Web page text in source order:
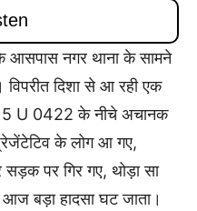
आसपास नगर थाना के सामने
विपरीत दिशा से आ रही एक
15 U 0422 के नीचे अचानक
के लोग आ गए,
सड़क पर गिर गए, थोड़ा सा
बड़ा हादसा घट जाता।